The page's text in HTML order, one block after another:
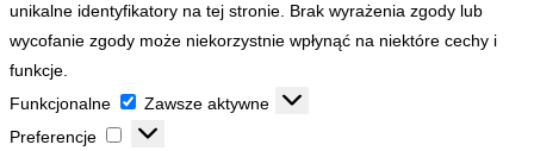
unikalne identyfikatory na tej stronie. Brak wyrażenia zgody lub
wycofanie zgody może niekorzystnie wpłynąć na niektóre cechy i
funkcje.
Funkcjonalne
Funkcjonalne
Zawsze aktywne
Preferencje
Preferencje